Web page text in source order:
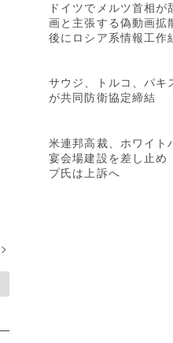
>
ドイツでメルツ首相が
画と主張する偽動画拡
後にロシア系情報工作
サウジ、トルコ、パキ
が共同防衛協定締結
米連邦高裁、ホワイト
宴会場建設を差し止め
プ氏は上訴へ